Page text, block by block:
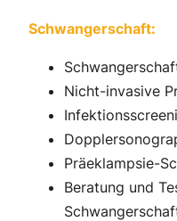
Schwangerschaft:
Nicht-invasive
Präeklampsie-
Beratung und